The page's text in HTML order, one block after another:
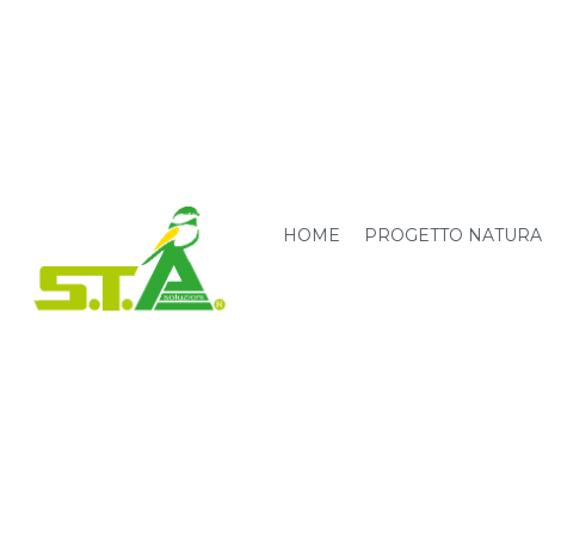
HOME PROGETTO NATURA